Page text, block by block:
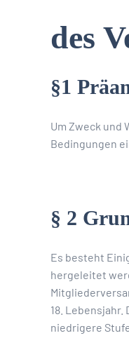
des
§1
Um Zweck und
Bedingungen
§ 2
Es besteht
hergeleitet
18.
niedrigere